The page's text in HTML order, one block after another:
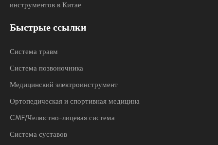
инструментов в Китае.
Быстрые ссылки
Система травм
Система позвоночника
Медицинский электроинструмент
Ортопедическая и спортивная медицина
CMF/Челюстно-лицевая система
Система суставов